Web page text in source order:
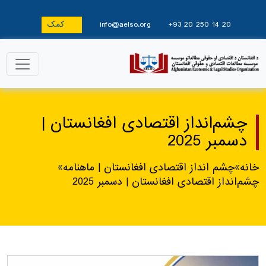
+93 20 250 14 20
info@aelso.org کمک
چشم‌انداز اقتصادی افغانستان |
دسمبر 2025
خانه»چشم انداز اقتصادی افغانستان | ماهنامه»
چشم‌انداز اقتصادی افغانستان | دسمبر 2025